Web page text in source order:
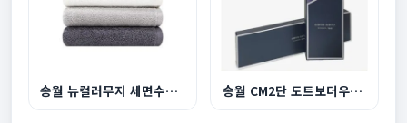
송월 뉴컬러무지 세면수건 150g 송월 CM2단 도트보더우산 송월코마사160g수건세트